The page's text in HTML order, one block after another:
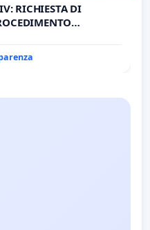
RICHIESTA DI
IMPEDITA DI